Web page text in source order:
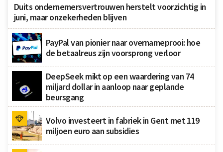
Duits ondernemersvertrouwen herstelt voorzichtig in
juni, maar onzekerheden blijven
PayPal van pionier naar overnameprooi: hoe
de betaalreus zijn voorsprong verloor
DeepSeek mikt op een waardering van 74
miljard dollar in aanloop naar geplande
beursgang
Volvo investeert in fabriek in Gent met 119
miljoen euro aan subsidies